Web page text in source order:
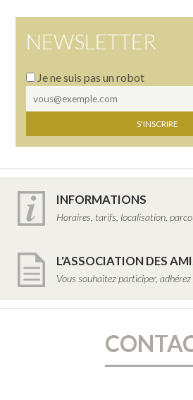
NEWSLETTER
Je ne suis pas un robot
INFORMATIONS
Horaires, tarifs, localisation,
L'ASSOCIATION DES
Vous souhaitez participer, adhérez